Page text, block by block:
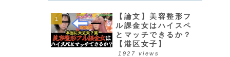
【論文】美容整形フ
ル課金女はハイスペ
とマッチできるか？
【港区女子】
1927 views